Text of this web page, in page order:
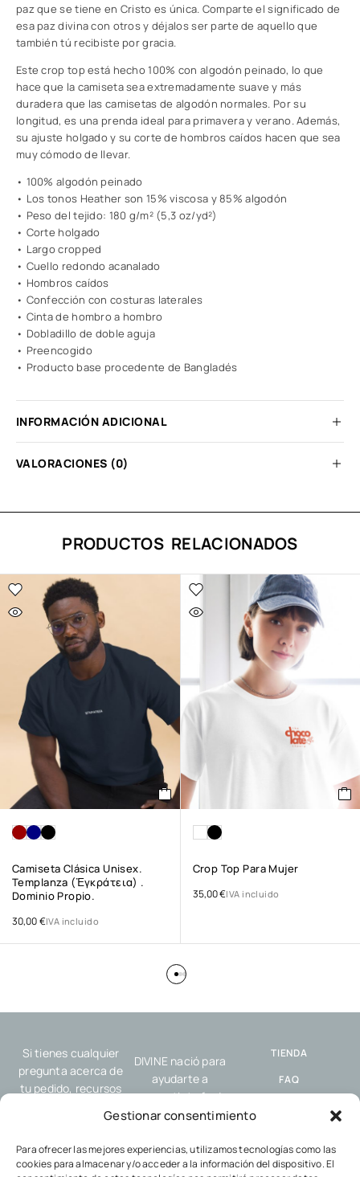
Gestionar consentimiento
Para ofrecer las mejores experiencias, utilizamos tecnologías como las
cookies para almacenar y/o acceder a la información del dispositivo. El
paz que se tiene en Cristo es única. Comparte el significado de
esa paz divina con otros y déjalos ser parte de aquello que
también tú recibiste por gracia.
Este crop top está hecho 100% con algodón peinado, lo que
hace que la camiseta sea extremadamente suave y más
duradera que las camisetas de algodón normales. Por su
longitud, es una prenda ideal para primavera y verano. Además,
su ajuste holgado y su corte de hombros caídos hacen que sea
muy cómodo de llevar.
• 100% algodón peinado
• Los tonos Heather son 15% viscosa y 85% algodón
• Peso del tejido: 180 g/m² (5,3 oz/yd²)
• Corte holgado
• Largo cropped
• Cuello redondo acanalado
• Hombros caídos
• Confección con costuras laterales
• Cinta de hombro a hombro
• Dobladillo de doble aguja
• Preencogido
• Producto base procedente de Bangladés
INFORMACIÓN ADICIONAL
VALORACIONES (0)
PRODUCTOS RELACIONADOS
Camiseta Clásica Unisex.
Templanza (ἐγκράτεια) .
Dominio Propio.
30,00€IVA incluido
Crop Top Para Mujer
35,00€IVA incluido
Si tienes cualquier
pregunta acerca de
tu pedido, recursos
por favor, contacta
DIVINE nació para
ayudarte a
compartir tu fe de
forma sencilla y
estés: en el trabajo,
en el gimnasio, con
TIENDA
FAQ
DEVOLUCIONES
POLÍTICA DE
COOKIES